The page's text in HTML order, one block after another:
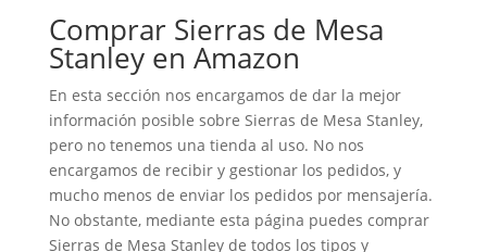
Comprar Sierras de Mesa
Stanley en Amazon
En esta sección nos encargamos de dar la mejor
información posible sobre Sierras de Mesa Stanley,
pero no tenemos una tienda al uso. No nos
encargamos de recibir y gestionar los pedidos, y
mucho menos de enviar los pedidos por mensajería.
No obstante, mediante esta página puedes comprar
Sierras de Mesa Stanley de todos los tipos y